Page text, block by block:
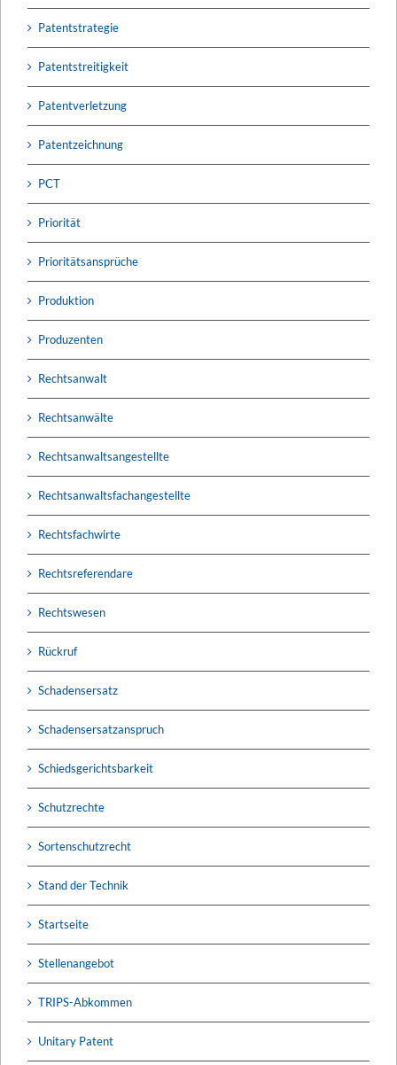
Patentstrategie
Patentstreitigkeit
Patentverletzung
Patentzeichnung
PCT
Priorität
Prioritätsansprüche
Produktion
Produzenten
Rechtsanwalt
Rechtsanwälte
Rechtsanwaltsangestellte
Rechtsanwaltsfachangestellte
Rechtsfachwirte
Rechtsreferendare
Rechtswesen
Rückruf
Schadensersatz
Schadensersatzanspruch
Schiedsgerichtsbarkeit
Schutzrechte
Sortenschutzrecht
Stand der Technik
Startseite
Stellenangebot
TRIPS-Abkommen
Unitary Patent